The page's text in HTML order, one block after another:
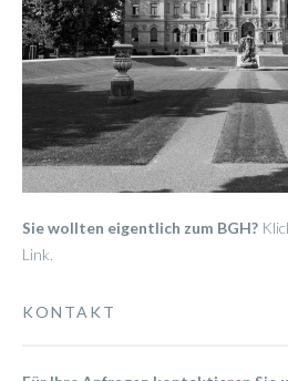
Sie wollten eigentlich zum BGH?
Link.
KONTAKT